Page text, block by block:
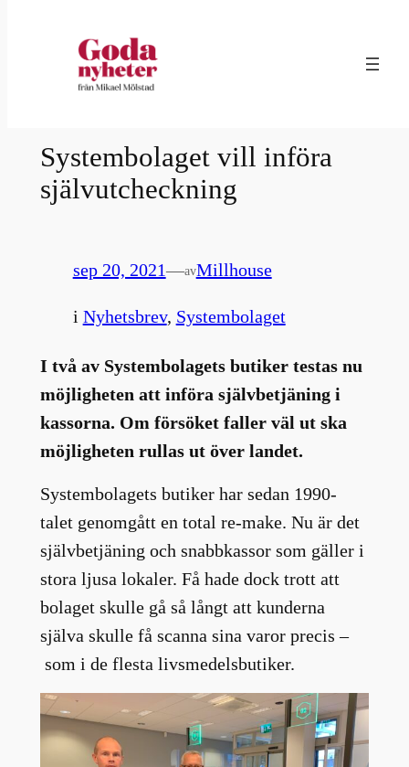
Systembolaget vill införa
självutcheckning
sep 20, 2021—avMillhouse
i Nyhetsbrev, Systembolaget
I två av Systembolagets butiker testas nu
möjligheten att införa självbetjäning i
kassorna. Om försöket faller väl ut ska
möjligheten rullas ut över landet.
Systembolagets butiker har sedan 1990-
talet genomgått en total re-make. Nu är det
självbetjäning och snabbkassor som gäller i
stora ljusa lokaler. Få hade dock trott att
bolaget skulle gå så långt att kunderna
själva skulle få scanna sina varor precis –
som i de flesta livsmedelsbutiker.